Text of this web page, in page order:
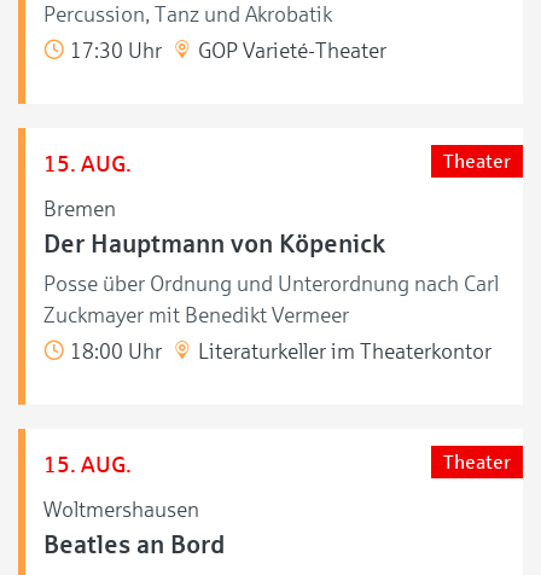
Percussion, Tanz und Akrobatik
17:30 Uhr
GOP Varieté-Theater
15. AUG.
Bremen
Theater
Der Hauptmann von Köpenick
Posse über Ordnung und Unterordnung nach Carl
Zuckmayer mit Benedikt Vermeer
18:00 Uhr
Literaturkeller im Theaterkontor
15. AUG.
Woltmershausen
Theater
Beatles an Bord